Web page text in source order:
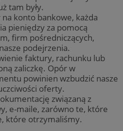
tam były.
na konto bankowe, każda
pieniędzy za pomocą
firm pośredniczących,
podejrzenia.
faktury, rachunku lub
zaliczkę. Opór w
powinien wzbudzić nasze
oferty.
związaną z
e-maile, zarówno te, które
które otrzymaliśmy.